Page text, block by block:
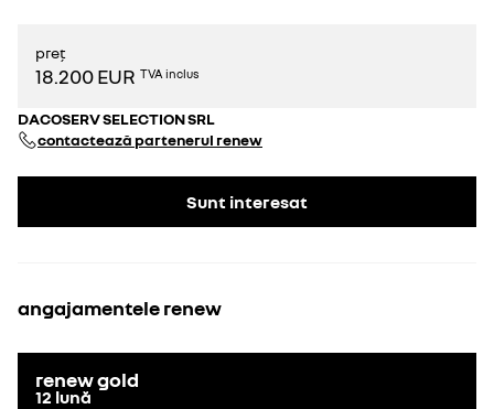
preț
18.200 EUR TVA inclus
DACOSERV SELECTION SRL
contactează partenerul renew
Sunt interesat
angajamentele renew
renew gold
12 lună